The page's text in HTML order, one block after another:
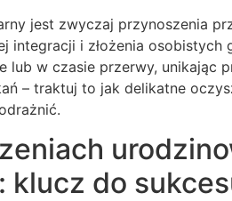
jest zwyczaj przynoszenia
integracji i złożenia osobistych
lub w czasie przerwy, unikając
– traktuj to jak delikatne
klucz do